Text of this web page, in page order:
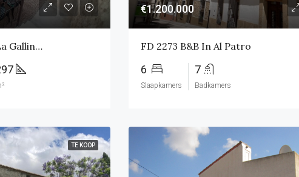
FD 2281 Casa Valle De La Gallinera
€1.200.000
FD 2273 B&B In Al Patro
6
Slaapkamers
7
Badkamers
TE KOOP